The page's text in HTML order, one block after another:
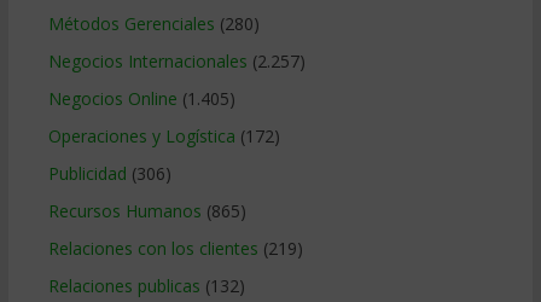
Métodos Gerenciales (280)
Negocios Internacionales (2.257)
Negocios Online (1.405)
Operaciones y Logística (172)
Publicidad (306)
Recursos Humanos (865)
Relaciones con los clientes (219)
Relaciones publicas (132)